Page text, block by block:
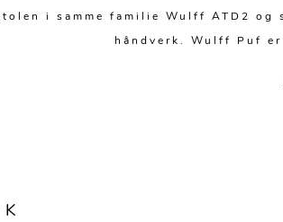
i samme familie Wulff ATD2 og
håndverk. Wulff Puf